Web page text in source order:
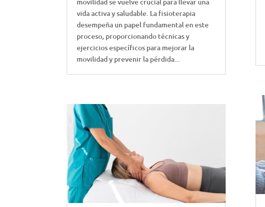
vida activa y saludable. La fisioterapia
desempeña un papel fundamental en este
proceso, proporcionando técnicas y
ejercicios específicos para mejorar la
movilidad y prevenir la pérdida...